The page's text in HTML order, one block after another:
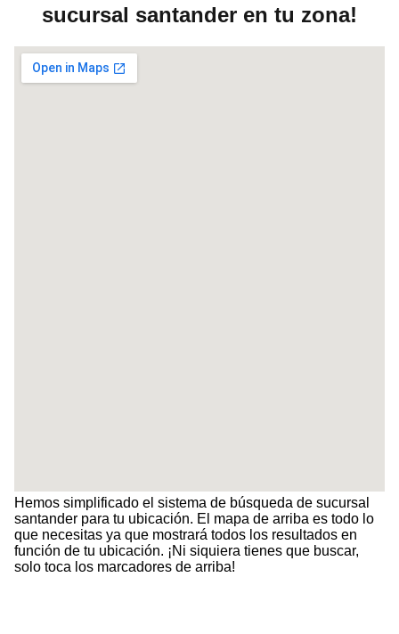
sucursal santander en tu zona!
Hemos simplificado el sistema de búsqueda de sucursal
santander para tu ubicación. El mapa de arriba es todo lo
que necesitas ya que mostrará todos los resultados en
función de tu ubicación. ¡Ni siquiera tienes que buscar,
solo toca los marcadores de arriba!